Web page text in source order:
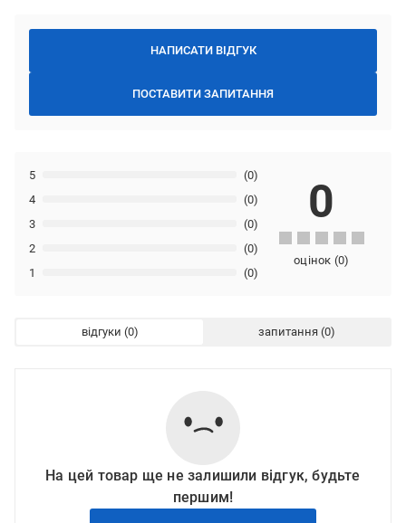
НАПИСАТИ ВІДГУК
ПОСТАВИТИ ЗАПИТАННЯ
1 (0)
2 (0)
3 (0)
4 (0)
5 (0)
0
оцінок (0)
відгуки запитання
На цей товар ще не залишили відгук, будьте
першим!